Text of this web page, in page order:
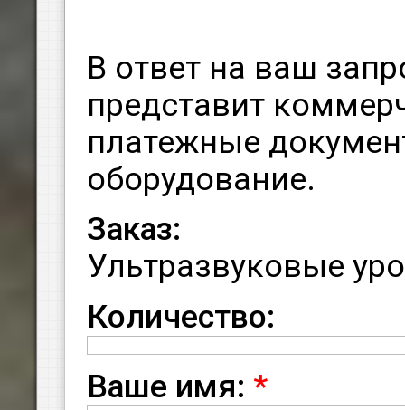
В ответ на ваш
представит
платежные
оборудование.
Заказ:
Ультразвуковые
Количество:
Ваше имя: *